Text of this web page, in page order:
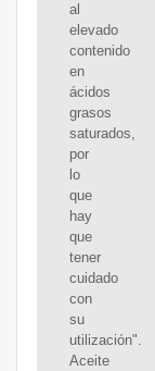
al
elevado
contenido
en
ácidos
grasos
saturados,
por
lo
que
hay
que
tener
cuidado
con
su
utilización".
Aceite